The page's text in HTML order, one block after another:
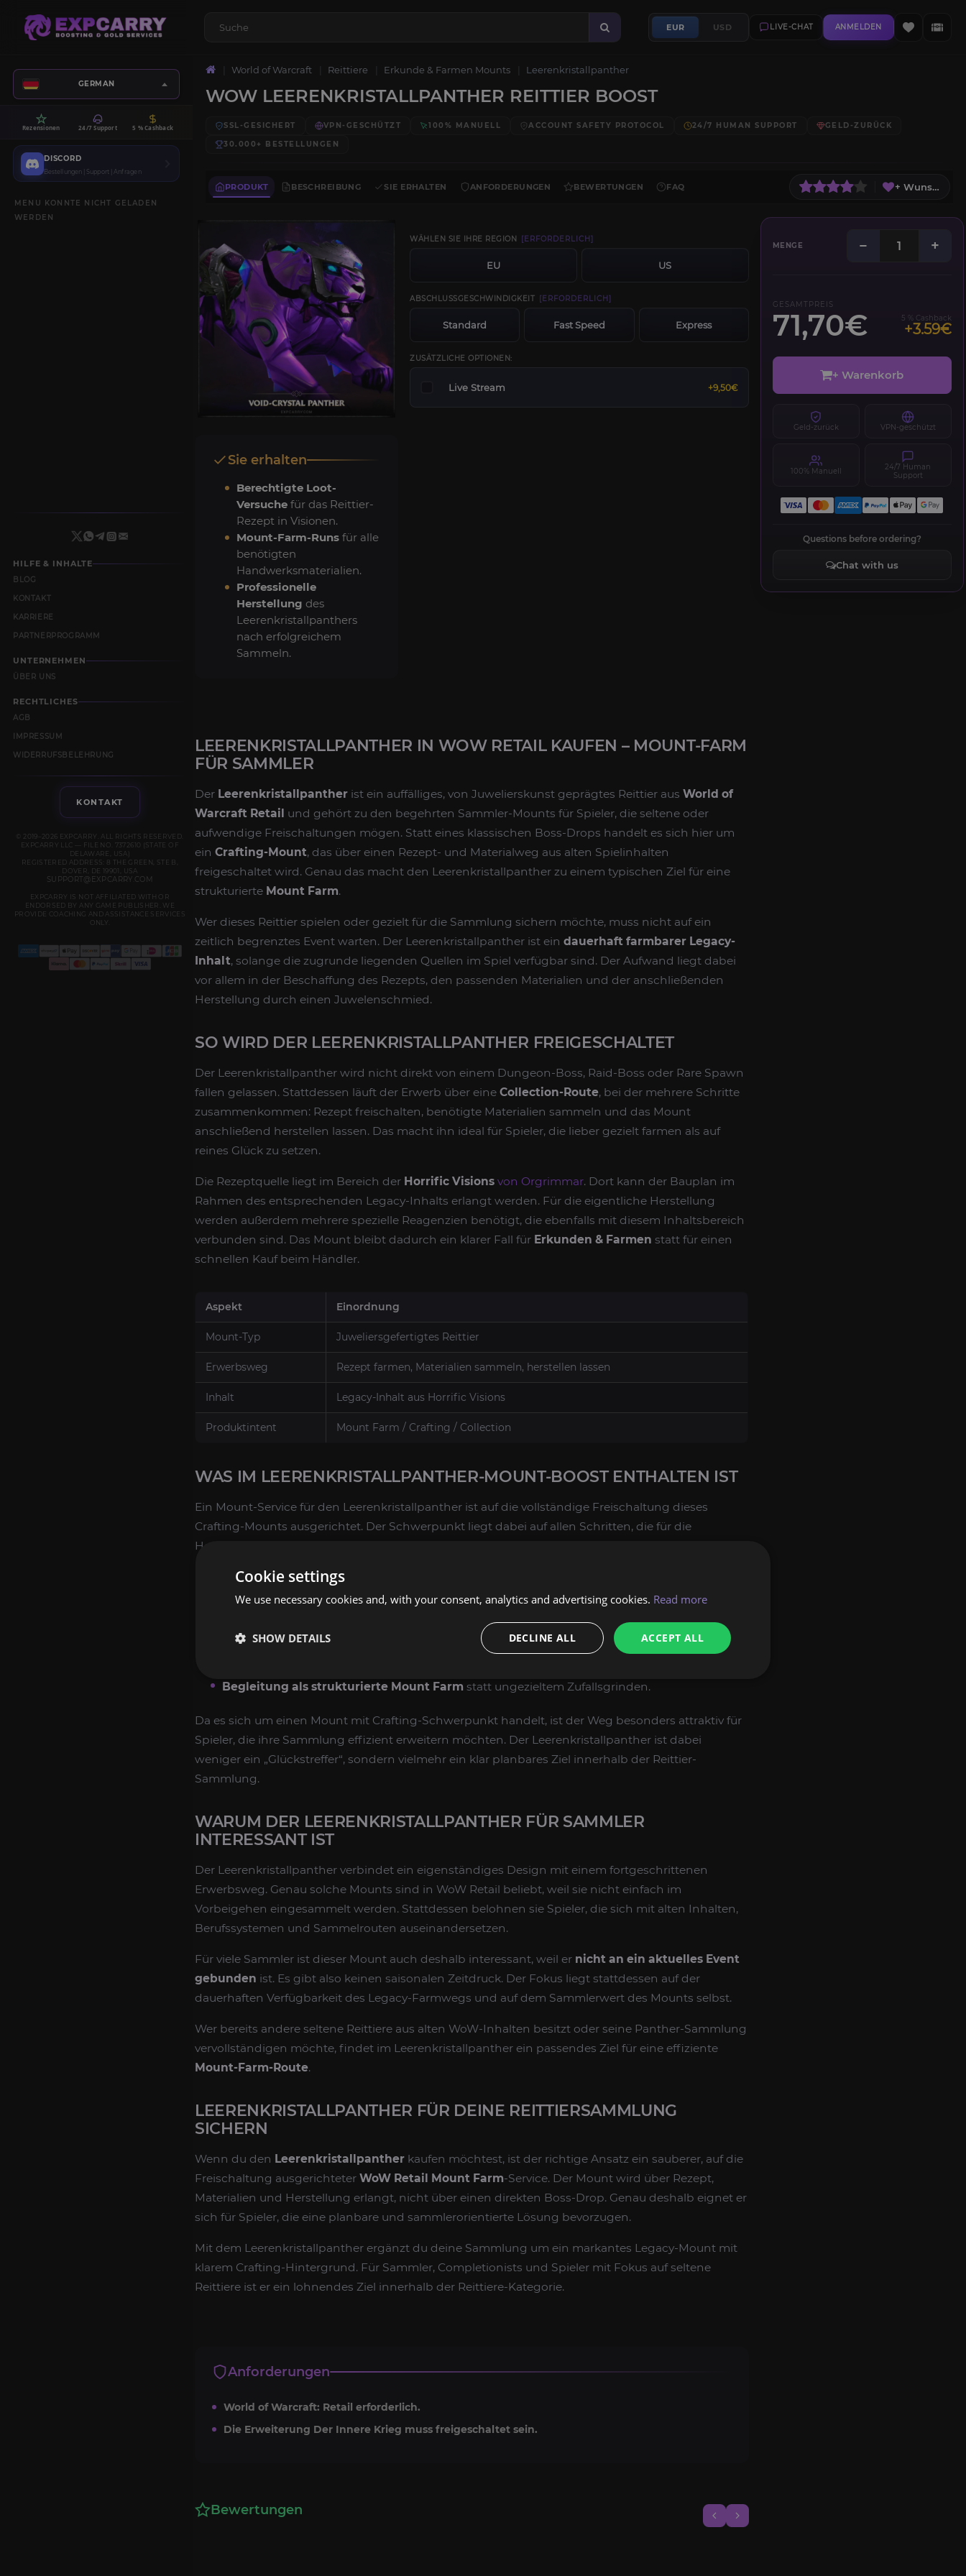
EUR USD LIVE-CHAT ANMELDEN
GERMAN
Rezensionen 24/7 Support 5 % Cashback
DISCORD
Bestellungen | Support | Anfragen
MENU KONNTE NICHT GELADEN
WERDEN
HILFE & INHALTE
BLOG
KONTAKT
KARRIERE
PARTNERPROGRAMM
UNTERNEHMEN
ÜBER UNS
RECHTLICHES
AGB
IMPRESSUM
WIDERRUFSBELEHRUNG
KONTAKT
© 2019–2026 EXPCARRY. ALL RIGHTS RESERVED.
EXPCARRY LLC — FILE NO. 7372610 (STATE OF
DELAWARE, USA)
REGISTERED ADDRESS: 8 THE GREEN, STE B,
DOVER, DE 19901, USA
SUPPORT@EXPCARRY.COM
EXPCARRY IS NOT AFFILIATED WITH OR
ENDORSED BY ANY GAME PUBLISHER. WE
PROVIDE COACHING AND ASSISTANCE SERVICES
ONLY.
World of Warcraft Reittiere Erkunde & Farmen Mounts Leerenkristallpanther
WOW LEERENKRISTALLPANTHER REITTIER BOOST
SSL-GESICHERT VPN-GESCHÜTZT 100% MANUELL ACCOUNT SAFETY PROTOCOL 24/7 HUMAN SUPPORT
GELD-ZURÜCK
30.000+
BESTELLUNGEN
PRODUKT BESCHREIBUNG SIE ERHALTEN ANFORDERUNGEN BEWERTUNGEN FAQ + Wunschliste
WÄHLEN SIE IHRE REGION [ERFORDERLICH]
EU US
ABSCHLUSSGESCHWINDIGKEIT [ERFORDERLICH]
Standard Fast Speed Express
ZUSÄTZLICHE OPTIONEN:
Live Stream +9,50€
MENGE − +
GESAMTPREIS
71,70€ 5 % Cashback
+3.59€
+ Warenkorb
Geld-zurück VPN-geschützt
100% Manuell
24/7 Human
Support
Questions before ordering?
Chat with us
Sie erhalten
Berechtigte Loot-
Versuche für das Reittier-
Rezept in Visionen.
Mount-Farm-Runs für alle
benötigten
Handwerksmaterialien.
Professionelle
Herstellung des
Leerenkristallpanthers
nach erfolgreichem
Sammeln.
LEERENKRISTALLPANTHER IN WOW RETAIL KAUFEN – MOUNT-FARM
FÜR SAMMLER
Der Leerenkristallpanther ist ein auffälliges, von Juwelierskunst geprägtes Reittier aus World of
Warcraft Retail und gehört zu den begehrten Sammler-Mounts für Spieler, die seltene oder
aufwendige Freischaltungen mögen. Statt eines klassischen Boss-Drops handelt es sich hier um
ein Crafting-Mount, das über einen Rezept- und Materialweg aus alten Spielinhalten
freigeschaltet wird. Genau das macht den Leerenkristallpanther zu einem typischen Ziel für eine
strukturierte Mount Farm.
Wer dieses Reittier spielen oder gezielt für die Sammlung sichern möchte, muss nicht auf ein
zeitlich begrenztes Event warten. Der Leerenkristallpanther ist ein dauerhaft farmbarer Legacy-
Inhalt, solange die zugrunde liegenden Quellen im Spiel verfügbar sind. Der Aufwand liegt dabei
vor allem in der Beschaffung des Rezepts, den passenden Materialien und der anschließenden
Herstellung durch einen Juwelenschmied.
SO WIRD DER LEERENKRISTALLPANTHER FREIGESCHALTET
Der Leerenkristallpanther wird nicht direkt von einem Dungeon-Boss, Raid-Boss oder Rare Spawn
fallen gelassen. Stattdessen läuft der Erwerb über eine Collection-Route, bei der mehrere Schritte
zusammenkommen: Rezept freischalten, benötigte Materialien sammeln und das Mount
anschließend herstellen lassen. Das macht ihn ideal für Spieler, die lieber gezielt farmen als auf
reines Glück zu setzen.
Die Rezeptquelle liegt im Bereich der Horrific Visions von Orgrimmar. Dort kann der Bauplan im
Rahmen des entsprechenden Legacy-Inhalts erlangt werden. Für die eigentliche Herstellung
werden außerdem mehrere spezielle Reagenzien benötigt, die ebenfalls mit diesem Inhaltsbereich
verbunden sind. Das Mount bleibt dadurch ein klarer Fall für Erkunden & Farmen statt für einen
schnellen Kauf beim Händler.
Aspekt Einordnung
Mount-Typ Juweliersgefertigtes Reittier
Erwerbsweg Rezept farmen, Materialien sammeln, herstellen lassen
Inhalt Legacy-Inhalt aus Horrific Visions
Produktintent Mount Farm / Crafting / Collection
WAS IM LEERENKRISTALLPANTHER-MOUNT-BOOST ENTHALTEN IST
Ein Mount-Service für den Leerenkristallpanther ist auf die vollständige Freischaltung dieses
Crafting-Mounts ausgerichtet. Der Schwerpunkt liegt dabei auf allen Schritten, die für die
Herstellung nötig sind. Dazu gehört typischerweise das Farmen der erforderlichen Quellen in
Freischaltung des Rezeptsfür den Leerenkristallpanther über den vorgesehenen Legacy-
Farm der benötigten Materialien
aus den passenden Quellen.
Begleitung als strukturierte Mount Farm statt ungezieltem Zufallsgrinden.
Da es sich um einen Mount mit Crafting-Schwerpunkt handelt, ist der Weg besonders attraktiv für
Spieler, die ihre Sammlung effizient erweitern möchten. Der Leerenkristallpanther ist dabei
weniger ein „Glückstreffer“, sondern vielmehr ein klar planbares Ziel innerhalb der Reittier-
Sammlung.
WARUM DER LEERENKRISTALLPANTHER FÜR SAMMLER
INTERESSANT IST
Der Leerenkristallpanther verbindet ein eigenständiges Design mit einem fortgeschrittenen
Erwerbsweg. Genau solche Mounts sind in WoW Retail beliebt, weil sie nicht einfach im
Vorbeigehen eingesammelt werden. Stattdessen belohnen sie Spieler, die sich mit alten Inhalten,
Berufssystemen und Sammelrouten auseinandersetzen.
Für viele Sammler ist dieser Mount auch deshalb interessant, weil er nicht an ein aktuelles Event
gebunden ist. Es gibt also keinen saisonalen Zeitdruck. Der Fokus liegt stattdessen auf der
dauerhaften Verfügbarkeit des Legacy-Farmwegs und auf dem Sammlerwert des Mounts selbst.
Wer bereits andere seltene Reittiere aus alten WoW-Inhalten besitzt oder seine Panther-Sammlung
vervollständigen möchte, findet im Leerenkristallpanther ein passendes Ziel für eine effiziente
Mount-Farm-Route.
LEERENKRISTALLPANTHER FÜR DEINE REITTIERSAMMLUNG
SICHERN
Wenn du den Leerenkristallpanther kaufen möchtest, ist der richtige Ansatz ein sauberer, auf die
Freischaltung ausgerichteter WoW Retail Mount Farm-Service. Der Mount wird über Rezept,
Materialien und Herstellung erlangt, nicht über einen direkten Boss-Drop. Genau deshalb eignet er
sich für Spieler, die eine planbare und sammlerorientierte Lösung bevorzugen.
Mit dem Leerenkristallpanther ergänzt du deine Sammlung um ein markantes Legacy-Mount mit
klarem Crafting-Hintergrund. Für Sammler, Completionists und Spieler mit Fokus auf seltene
Reittiere ist er ein lohnendes Ziel innerhalb der Reittiere-Kategorie.
Anforderungen
World of Warcraft: Retail erforderlich.
Die Erweiterung Der Innere Krieg muss freigeschaltet sein.
Bewertungen
Cookie settings
We use necessary cookies and, with your consent, analytics and advertising cookies. Read more
ACCEPT ALL
DECLINE ALL
SHOW DETAILS